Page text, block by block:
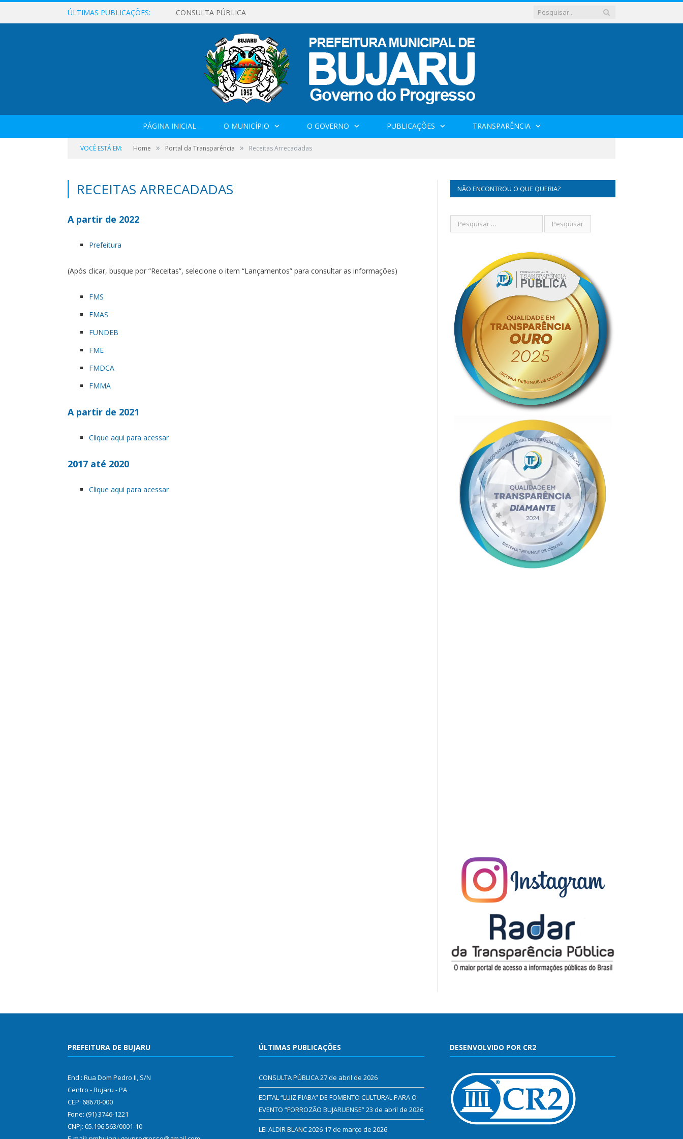
ÚLTIMAS PUBLICAÇÕES: CONSULTA PÚBLICA
PÁGINA INICIAL O MUNICÍPIO O GOVERNO PUBLICAÇÕES TRANSPARÊNCIA
VOCÊ ESTÁ EM: Home » Portal da Transparência » Receitas Arrecadadas
RECEITAS ARRECADADAS
A partir de 2022
Prefeitura
(Após clicar, busque por “Receitas”, selecione o item “Lançamentos” para consultar as informações)
FMS
FMAS
FUNDEB
FME
FMDCA
FMMA
A partir de 2021
Clique aqui para acessar
2017 até 2020
Clique aqui para acessar
NÃO ENCONTROU O QUE QUERIA?
PREFEITURA DE BUJARU
End.: Rua Dom Pedro II, S/N
Centro - Bujaru - PA
CEP: 68670-000
Fone: (91) 3746-1221
CNPJ: 05.196.563/0001-10
ÚLTIMAS PUBLICAÇÕES
CONSULTA PÚBLICA27 de abril de 2026
EDITAL “LUIZ PIABA” DE FOMENTO CULTURAL PARA O
EVENTO “FORROZÃO BUJARUENSE”23 de abril de 2026
LEI ALDIR BLANC 2026 17 de março de 2026
DESENVOLVIDO POR CR2